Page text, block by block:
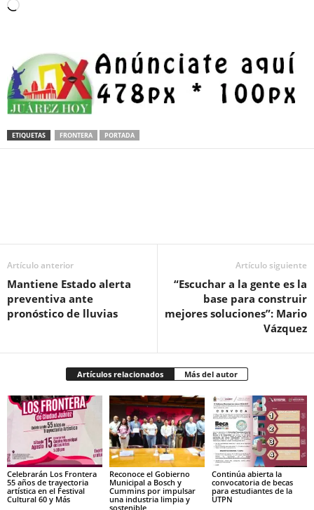
Loading…
ETIQUETAS FRONTERA PORTADA
Artículo anterior
Mantiene Estado alerta
preventiva ante
pronóstico de lluvias
Artículo siguiente
“Escuchar a la gente es la
base para construir
mejores soluciones”: Mario
Vázquez
Artículos relacionados Más del autor
Celebrarán Los Frontera
55 años de trayectoria
artística en el Festival
Cultural 60 y Más
Reconoce el Gobierno
Municipal a Bosch y
Cummins por impulsar
una industria limpia y
sostenible
Continúa abierta la
convocatoria de becas
para estudiantes de la
UTPN